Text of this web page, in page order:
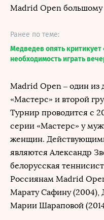
Madrid Open большому
Ранее по теме:
Медведев опять критикует
необходимость играть
Madrid Open – один из
«Мастерс» и второй
Турнир проводится с
серии «Мастерс» у
женщин.
являются Александр
белорусская
Россиянам Madrid
Марату Сафину (2004),
Марии Шараповой